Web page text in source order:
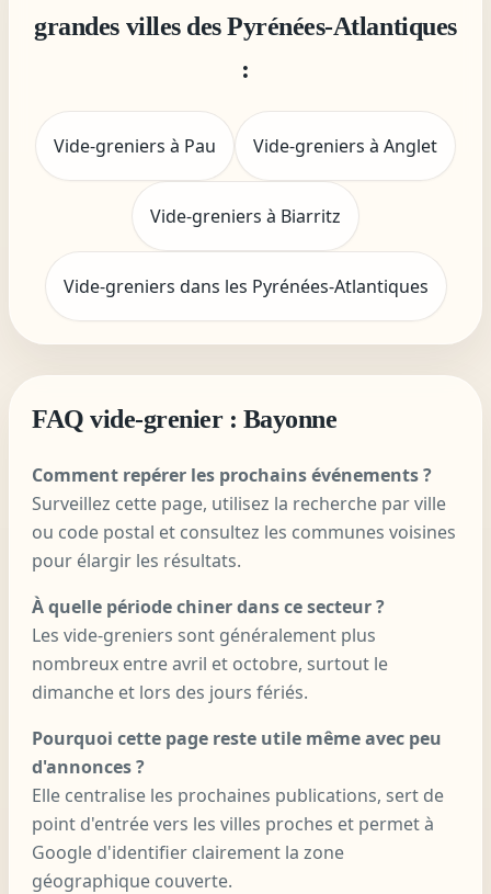
grandes villes des Pyrénées-Atlantiques
:
Vide-greniers à Pau Vide-greniers à Anglet
Vide-greniers à Biarritz
Vide-greniers dans les Pyrénées-Atlantiques
FAQ vide-grenier : Bayonne
Comment repérer les prochains événements ?
Surveillez cette page, utilisez la recherche par ville
ou code postal et consultez les communes voisines
pour élargir les résultats.
À quelle période chiner dans ce secteur ?
Les vide-greniers sont généralement plus
nombreux entre avril et octobre, surtout le
dimanche et lors des jours fériés.
Pourquoi cette page reste utile même avec peu
d'annonces ?
Elle centralise les prochaines publications, sert de
point d'entrée vers les villes proches et permet à
Google d'identifier clairement la zone
géographique couverte.